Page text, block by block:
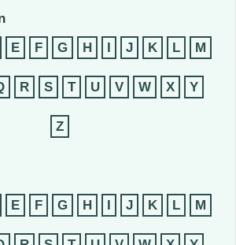
E F G H I J K L M
R S T U V W X Y
Z
E F G H I J K L M